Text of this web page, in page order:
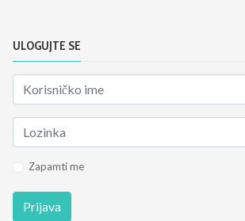
ULOGUJTE SE
Zapamti me
Prijava